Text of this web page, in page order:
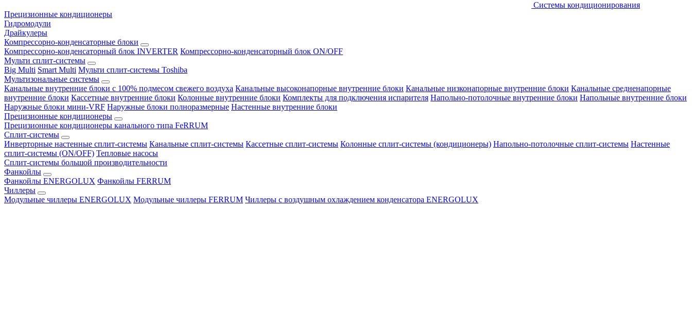
Системы кондиционирования
Прецизионные кондиционеры
Гидромодули
Драйкулеры
Компрессорно-конденсаторные блоки
Компрессорно-конденсаторный блок INVERTER Компрессорно-конденсаторный блок ON/OFF
Мульти сплит-системы
Big Multi Smart Multi Мульти сплит-системы Toshiba
Мультизональные системы
Канальные внутренние блоки с 100% подмесом свежего воздуха Канальные высоконапорные внутренние блоки Канальные низконапорные внутренние блоки Канальные средненапорные
внутренние блоки Кассетные внутренние блоки Колонные внутренние блоки Комплекты для подключения испарителя Напольно-потолочные внутренние блоки Напольные внутренние блоки
Наружные блоки мини-VRF Наружные блоки полноразмерные Настенные внутренние блоки
Прецизионные кондиционеры
Прецизионные кондиционеры канального типа FeRRUM
Сплит-системы
Инверторные настенные сплит-системы Канальные сплит-системы Кассетные сплит-системы Колонные сплит-системы (кондиционеры) Напольно-потолочные сплит-системы Настенные
сплит-системы (ON/OFF) Тепловые насосы
Сплит-системы большой производительности
Фанкойлы
Фанкойлы ENERGOLUX Фанкойлы FERRUM
Чиллеры
Модульные чиллеры ENERGOLUX Модульные чиллеры FERRUM Чиллеры с воздушным охлаждением конденсатора ENERGOLUX